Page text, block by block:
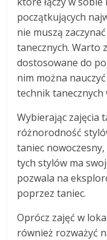
początkujących
nie muszą
tanecznych. Warto
dostosowane do
nim można
technik
Wybierając zajęcia
różnorodność
taniec
tych stylów ma
pozwala na
poprzez taniec.
Oprócz zajęć w
również rozważyć